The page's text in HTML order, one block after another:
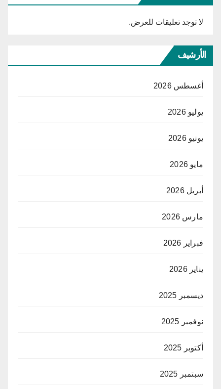
لا توجد تعليقات للعرض.
الأرشيف
أغسطس 2026
يوليو 2026
يونيو 2026
مايو 2026
أبريل 2026
مارس 2026
فبراير 2026
يناير 2026
ديسمبر 2025
نوفمبر 2025
أكتوبر 2025
سبتمبر 2025